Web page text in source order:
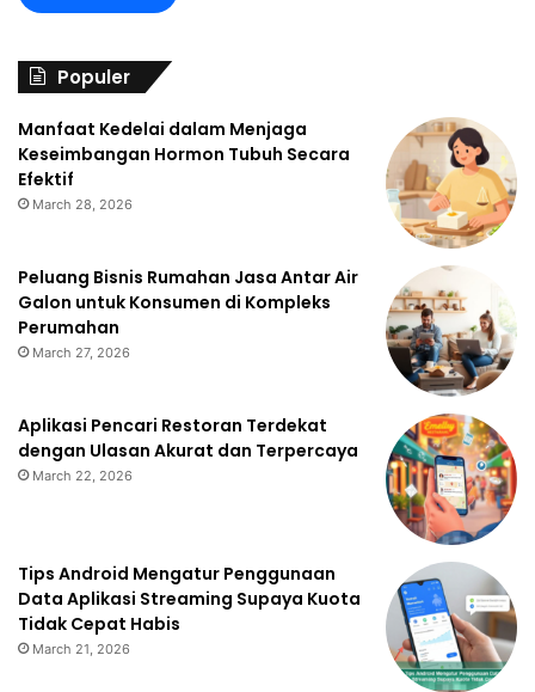
Populer
Manfaat Kedelai dalam Menjaga
Keseimbangan Hormon Tubuh Secara
Efektif
March 28, 2026
Peluang Bisnis Rumahan Jasa Antar Air
Galon untuk Konsumen di Kompleks
Perumahan
March 27, 2026
Aplikasi Pencari Restoran Terdekat
dengan Ulasan Akurat dan Terpercaya
March 22, 2026
Tips Android Mengatur Penggunaan
Data Aplikasi Streaming Supaya Kuota
Tidak Cepat Habis
March 21, 2026